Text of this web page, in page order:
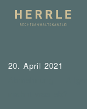
20. April 2021